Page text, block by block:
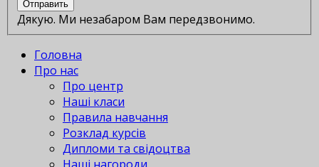
Дякую. Ми незабаром Вам передзвонимо.
Головна
Про нас
Про центр
Наші класи
Правила навчання
Розклад курсів
Дипломи та свідоцтва